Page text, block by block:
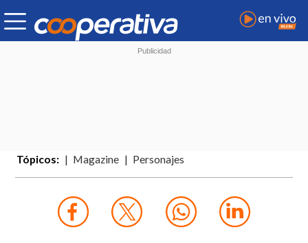
Tópicos: Magazine Personajes